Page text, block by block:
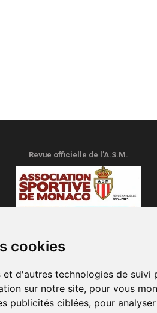
cookies
d'autres technologies de suivi
sur notre site, pour vous
publicités ciblées, pour
Revue officielle de l’A.S.M.